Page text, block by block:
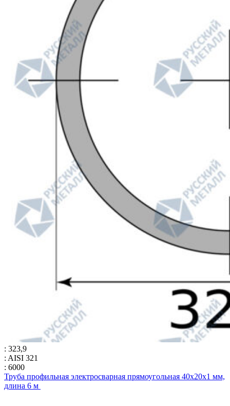
: 323,9
: AISI 321
: 6000
Труба профильная электросварная прямоугольная 40х20х1 мм,
длина 6 м